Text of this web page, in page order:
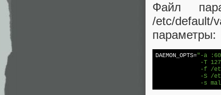
Файл
/etc/
параметры:
DAEMON_OPTS="-a
-T
-f /
-S /
-s